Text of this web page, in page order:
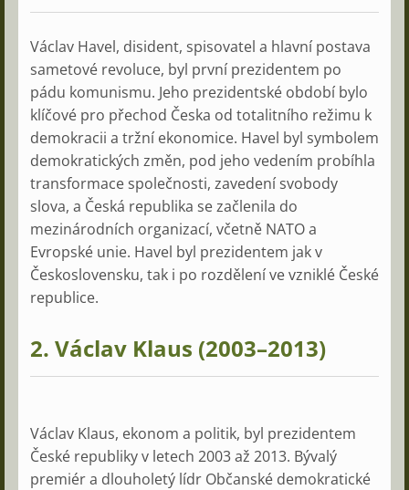
Václav Havel, disident, spisovatel a hlavní postava
sametové revoluce, byl první prezidentem po
pádu komunismu. Jeho prezidentské období bylo
klíčové pro přechod Česka od totalitního režimu k
demokracii a tržní ekonomice. Havel byl symbolem
demokratických změn, pod jeho vedením probíhla
transformace společnosti, zavedení svobody
slova, a Česká republika se začlenila do
mezinárodních organizací, včetně NATO a
Evropské unie. Havel byl prezidentem jak v
Československu, tak i po rozdělení ve vzniklé České
republice.
2. Václav Klaus (2003–2013)
Václav Klaus, ekonom a politik, byl prezidentem
České republiky v letech 2003 až 2013. Bývalý
premiér a dlouholetý lídr Občanské demokratické